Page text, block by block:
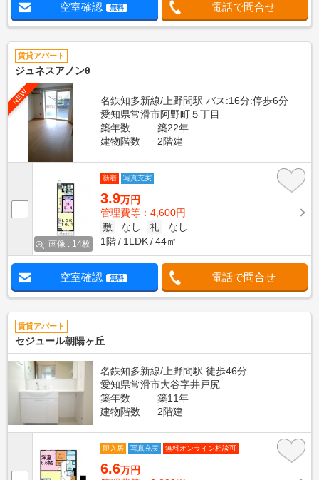
空室確認 無料 電話で問合せ
賃貸アパート
ジュネスアノンθ
NEW
名鉄知多新線/上野間駅 バス:16分:停歩6分
愛知県常滑市阿野町５丁目
築年数
築22年
建物階数
2階建
画像 : 14枚
新着 写真充実
3.9万円
管理費等：4,600円
敷
なし 礼
なし
1階
1LDK 44㎡
空室確認 無料 電話で問合せ
賃貸アパート
セジュール朝陽ヶ丘
名鉄知多新線/上野間駅 徒歩46分
愛知県常滑市大谷字井戸尻
築年数
築11年
建物階数
2階建
即入居 写真充実 無料オンライン相談可
6.6万円